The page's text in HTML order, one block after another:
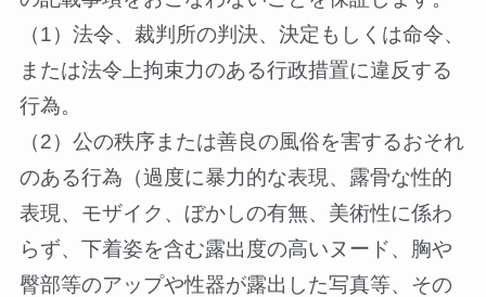
（1）法令、裁判所の判決、決定もしくは命令、
または法令上拘束力のある行政措置に違反する
行為。
（2）公の秩序または善良の風俗を害するおそれ
のある行為（過度に暴力的な表現、露骨な性的
表現、モザイク、ぼかしの有無、美術性に係わ
らず、下着姿を含む露出度の高いヌード、胸や
臀部等のアップや性器が露出した写真等、その